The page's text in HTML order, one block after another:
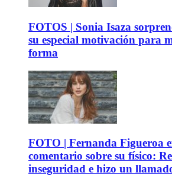
FOTOS | Sonia Isaza
su especial motivación para
forma
FOTO | Fernanda Figueroa
comentario sobre su físico:
inseguridad e hizo un